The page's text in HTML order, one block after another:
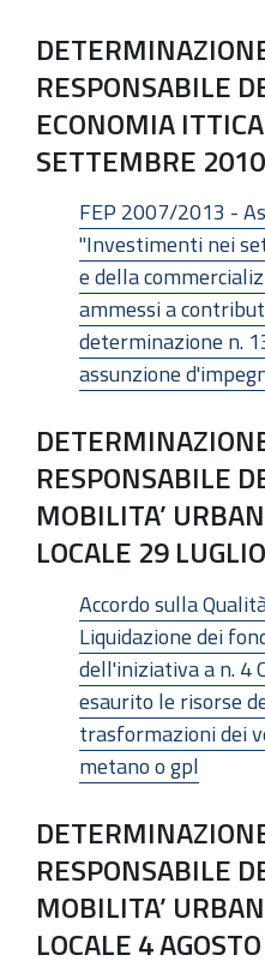
RESPONSABILE
ECONOMIA
SETTEMBRE
FEP 2007/2013 -
"Investimenti nei
e della
ammessi a
determinazione n.
assunzione
RESPONSABILE
MOBILITA’
LOCALE 29
Accordo sulla
Liquidazione dei
dell'iniziativa a n. 4
esaurito le risorse
trasformazioni dei
metano o gpl
RESPONSABILE
MOBILITA’
LOCALE 4